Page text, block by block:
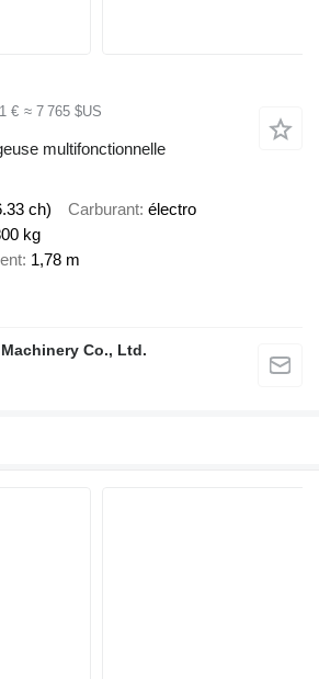
€ ≈ 7 765 $US
multifonctionnelle
ch) Carburant électro
kg
1,78 m
Co., Ltd.